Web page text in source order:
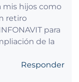
mis hijos como
retiro
para
de la
Responder